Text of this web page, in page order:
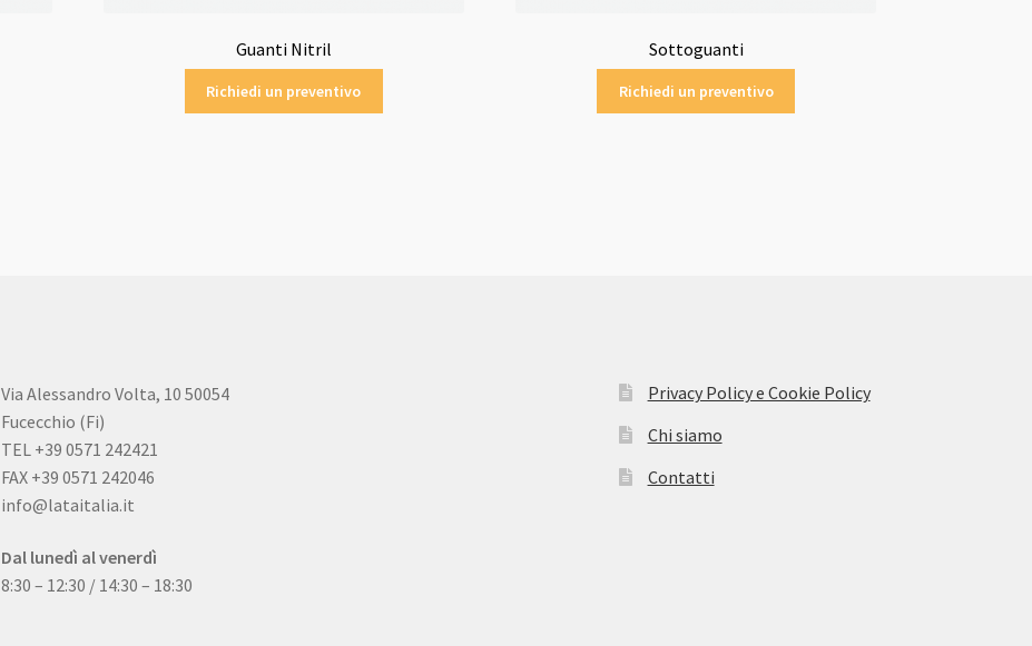
Guanti Nitril
Richiedi un preventivo
Sottoguanti
Richiedi un preventivo
Via Alessandro Volta, 10 50054
Fucecchio (Fi)
TEL +39 0571 242421
FAX +39 0571 242046
info@lataitalia.it
Dal lunedì al venerdì
8:30 – 12:30 / 14:30 – 18:30
Privacy Policy e Cookie Policy
Chi siamo
Contatti